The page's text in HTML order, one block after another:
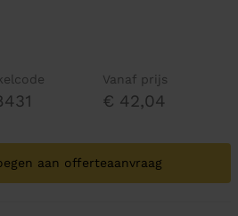
Vanaf prijs
€ 42,04
aan offerteaanvraag